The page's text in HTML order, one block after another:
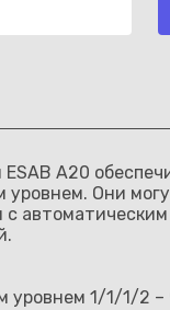
ESAB A20
Они
с
уровнем 1/1/1/2 –